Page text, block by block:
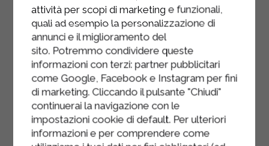
retirez du four et laissez refroidir.
Servir avec des feuilles de basilic
frais.
À déguster chaud ou froid, selon
votre préférence.
attività per scopi di marketing e funzionali,
quali ad esempio la personalizzazione di
annunci e il miglioramento del
sito. Potremmo condividere queste
informazioni con terzi: partner pubblicitari
come Google, Facebook e Instagram per fini
di marketing. Cliccando il pulsante "Chiudi"
continuerai la navigazione con le
impostazioni cookie di default. Per ulteriori
informazioni e per comprendere come